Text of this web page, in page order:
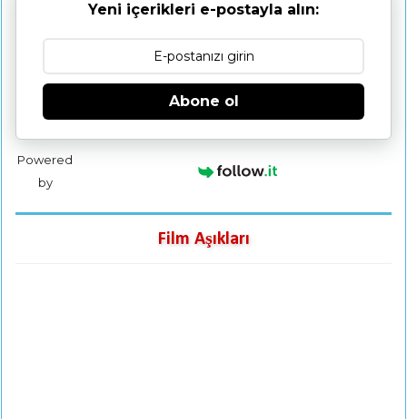
Yeni içerikleri e-postayla alın:
Abone ol
Powered
by
Film Aşıkları